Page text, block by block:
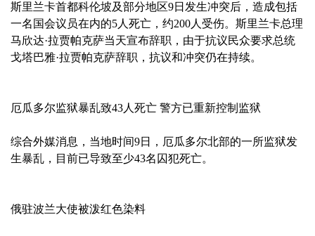
斯里兰卡首都科伦坡及部分地区9日发生冲突后，造成包括
一名国会议员在内的5人死亡，约200人受伤。斯里兰卡总理
马欣达·拉贾帕克萨当天宣布辞职，由于抗议民众要求总统
戈塔巴雅·拉贾帕克萨辞职，抗议和冲突仍在持续。
厄瓜多尔监狱暴乱致43人死亡 警方已重新控制监狱
综合外媒消息，当地时间9日，厄瓜多尔北部的一所监狱发
生暴乱，目前已导致至少43名囚犯死亡。
俄驻波兰大使被泼红色染料